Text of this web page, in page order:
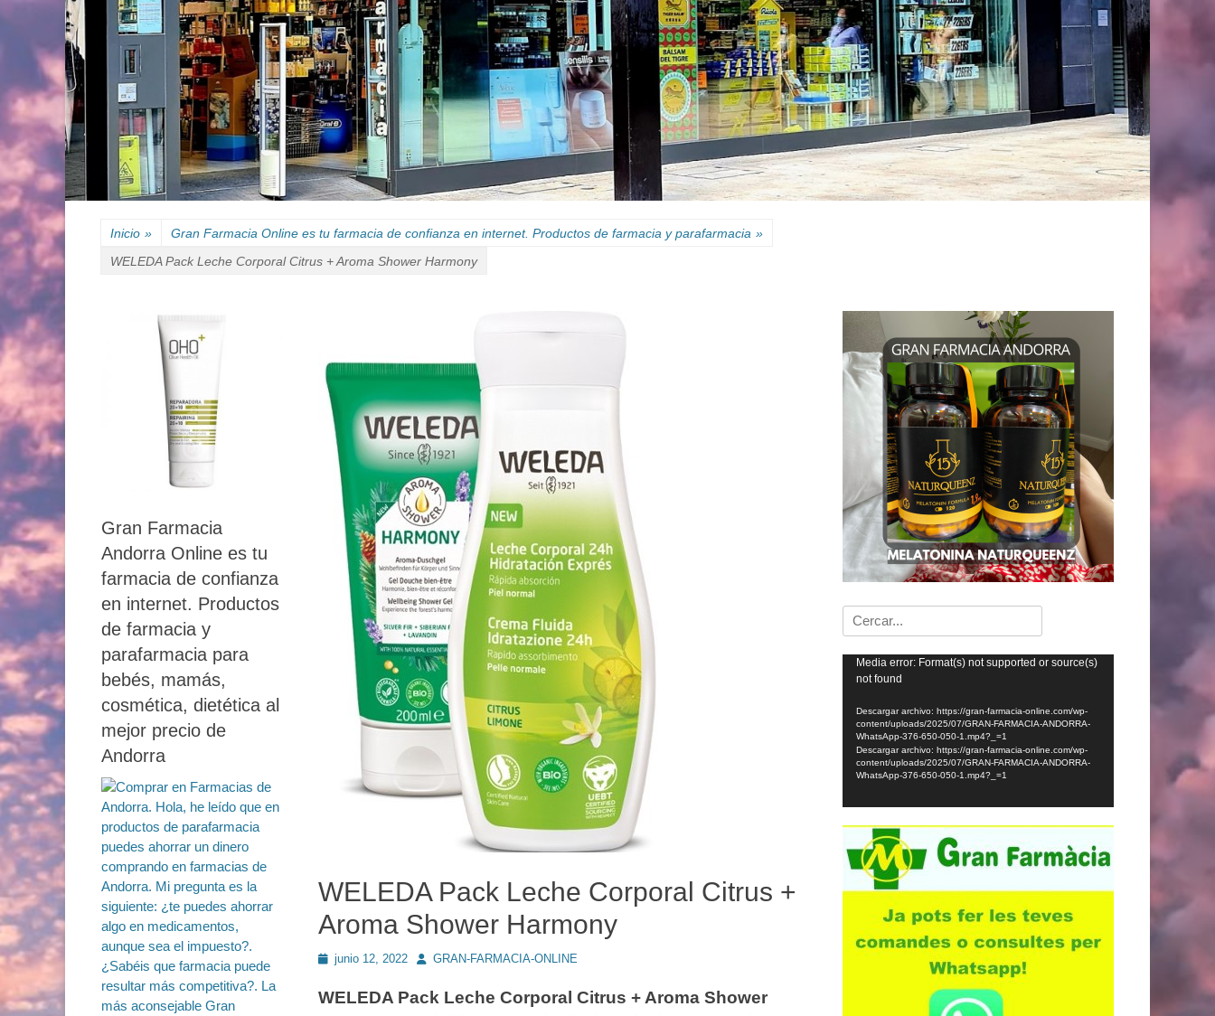
Inicio » Gran Farmacia Online es tu farmacia de confianza en internet. Productos de farmacia y parafarmacia »
WELEDA Pack Leche Corporal Citrus + Aroma Shower Harmony
WELEDA Pack Leche Corporal Citrus +
Aroma Shower Harmony
Publicado
junio 12, 2022 AutorGRAN-FARMACIA-ONLINE
WELEDA Pack Leche Corporal Citrus + Aroma Shower
Buscar:
Reproductor
Media error: Format(s) not supported or source(s)
not found
Descargar archivo: https://gran-farmacia-online.com/wp-
content/uploads/2025/07/GRAN-FARMACIA-ANDORRA-
WhatsApp-376-650-050-1.mp4?_=1
Descargar archivo: https://gran-farmacia-online.com/wp-
content/uploads/2025/07/GRAN-FARMACIA-ANDORRA-
WhatsApp-376-650-050-1.mp4?_=1
Gran Farmacia
Andorra Online es tu
farmacia de confianza
en internet. Productos
de farmacia y
parafarmacia para
bebés, mamás,
cosmética, dietética al
mejor precio de
Andorra